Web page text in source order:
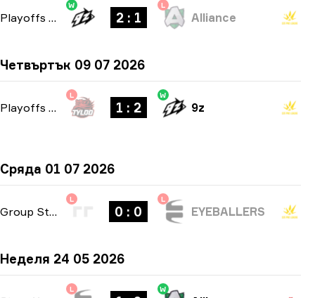
Playoffs bo3
W
2 : 1
L
Alliance
Четвъртък 09 07 2026
Playoffs bo3
L
1 : 2
W
9z
Сряда 01 07 2026
Group Stage
L
0 : 0
L
EYEBALLERS
Неделя 24 05 2026
L W